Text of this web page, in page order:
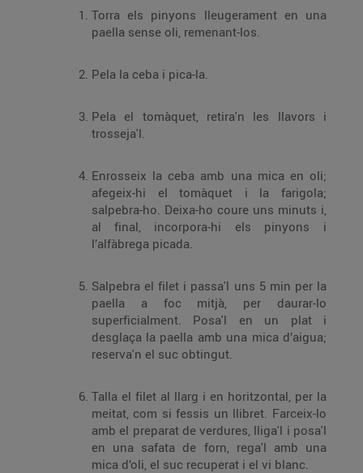
Torra els pinyons lleugerament en una
paella sense oli, remenant-los.
Pela la ceba i pica-la.
Pela el tomàquet, retira'n les llavors i
trosseja'l.
Enrosseix la ceba amb una mica en oli;
afegeix-hi el tomàquet i la farigola;
salpebra-ho. Deixa-ho coure uns minuts i,
al final, incorpora-hi els pinyons i
l’alfàbrega picada.
Salpebra el filet i passa'l uns 5 min per la
paella a foc mitjà, per daurar-lo
superficialment. Posa'l en un plat i
desglaça la paella amb una mica d’aigua;
reserva'n el suc obtingut.
Talla el filet al llarg i en horitzontal, per la
meitat, com si fessis un llibret. Farceix-lo
amb el preparat de verdures, lliga'l i posa'l
en una safata de forn, rega'l amb una
mica d’oli, el suc recuperat i el vi blanc.